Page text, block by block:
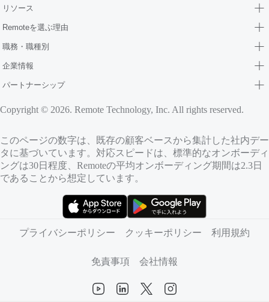
リソース
Remoteを選ぶ理由
職務・職種別
企業情報
パートナーシップ
Copyright © 2026. Remote Technology, Inc. All rights reserved.
このページの数字は、既存の顧客ベースから集計した社内デー
タに基づいています。対応スピードは、標準的なオンボーディ
ングは30日程度、Remoteの平均オンボーディング期間は2.3日
であることから想定しています。
プライバシーポリシー
クッキーポリシー 利用規約
免責事項 会社情報